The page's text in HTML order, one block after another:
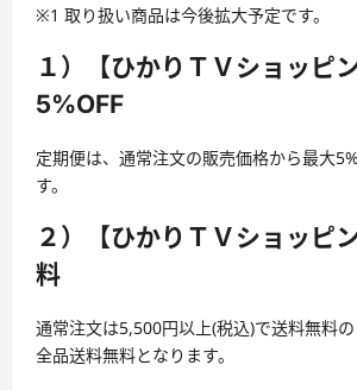
※1 取り扱い商品は今後拡大予定です。
１）【ひかりＴＶショッピ
5%OFF
定期便は、通常注文の販売価格から最大
す。
２）【ひかりＴＶショッピ
料
通常注文は5,500円以上(税込)で送料無料
全品送料無料となります。